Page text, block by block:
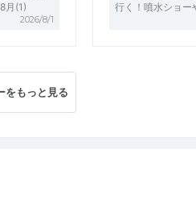
月(1)
2026/8/1
行く！噴水ショ
をもっと見る